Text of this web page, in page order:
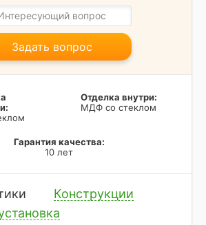
Задать вопрос
Отделка внутри:
МДФ со стеклом
Гарантия качества:
10 лет
Конструкции